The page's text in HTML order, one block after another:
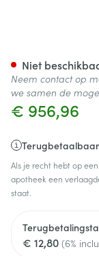
€ 956,96
Terugbetaalbaar
Als je recht hebt op
apotheek een
staat.
€ 12,80 (6%
Niet
Neem contact op
we samen de